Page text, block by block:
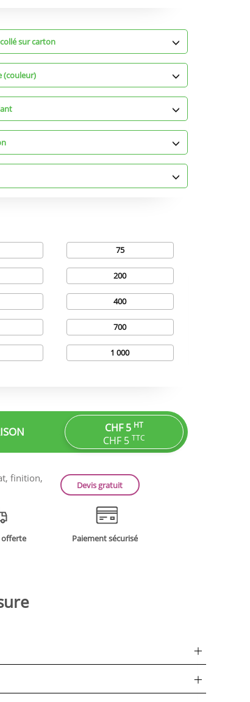
CHF 5 HT
CHF 5 TTC
sur carton
(couleur)
75
200
400
700
1 000
finition,
Devis gratuit
offerte Paiement sécurisé